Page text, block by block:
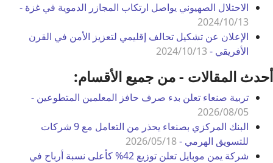
الاحتلال الصهيوني يواصل ارتكاب المجازر الدموية في غزة -
2024/10/13
الإعلان عن تشكيل تحالف إقليمي لتعزيز الأمن في القرن
الأفريقي - 2024/10/13
أحدث المقالات - من جميع الأقسام:
تربية صنعاء تعلن بدء صرف حافز المعلمين المتطوعين -
2026/08/05
البنك المركزي بصنعاء يحذر من التعامل مع 9 شركات
للتسويق الهرمي -2026/05/18
شركة يمن موبايل تعلن توزيع 42% كأعلى نسبة أرباح في